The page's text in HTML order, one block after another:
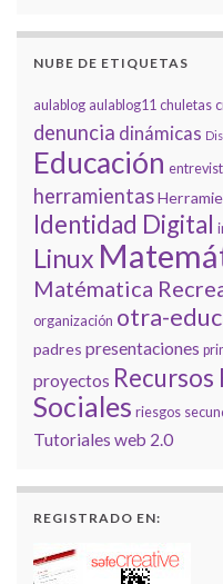
NUBE DE ETIQUETAS
aulablog aulablog11 chuletas
denuncia dinámicas
Educación
herramientas
Identidad Digital
Linux
Matématica
organización otra-
padres presentaciones
proyectos Recursos
Sociales riesgos
Tutoriales web 2.0
REGISTRADO EN: